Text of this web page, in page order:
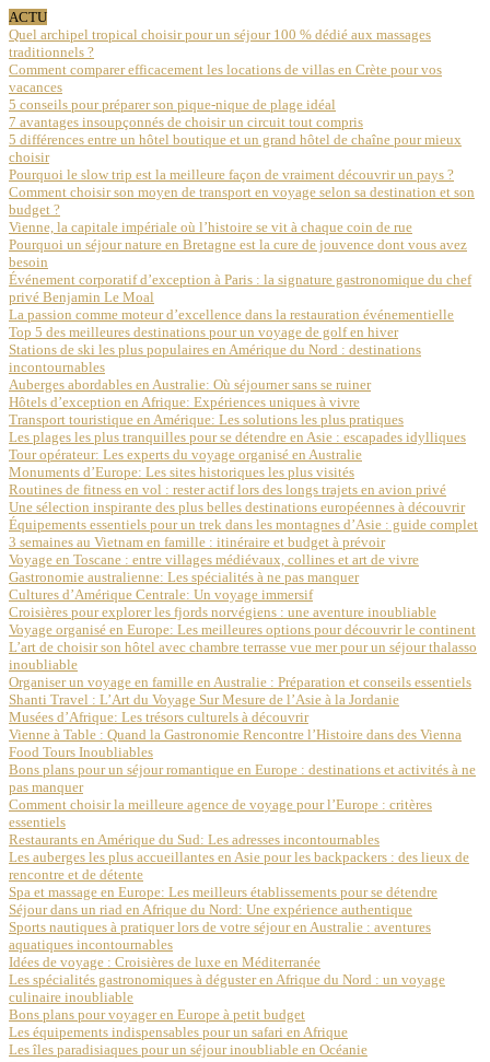
ACTU
Quel archipel tropical choisir pour un séjour 100 % dédié aux massages
traditionnels ?
Comment comparer efficacement les locations de villas en Crète pour vos
vacances
5 conseils pour préparer son pique-nique de plage idéal
7 avantages insoupçonnés de choisir un circuit tout compris
5 différences entre un hôtel boutique et un grand hôtel de chaîne pour mieux
choisir
Pourquoi le slow trip est la meilleure façon de vraiment découvrir un pays ?
Comment choisir son moyen de transport en voyage selon sa destination et son
budget ?
Vienne, la capitale impériale où l’histoire se vit à chaque coin de rue
Pourquoi un séjour nature en Bretagne est la cure de jouvence dont vous avez
besoin
Événement corporatif d’exception à Paris : la signature gastronomique du chef
privé Benjamin Le Moal
La passion comme moteur d’excellence dans la restauration événementielle
Top 5 des meilleures destinations pour un voyage de golf en hiver
Stations de ski les plus populaires en Amérique du Nord : destinations
incontournables
Auberges abordables en Australie: Où séjourner sans se ruiner
Hôtels d’exception en Afrique: Expériences uniques à vivre
Transport touristique en Amérique: Les solutions les plus pratiques
Les plages les plus tranquilles pour se détendre en Asie : escapades idylliques
Tour opérateur: Les experts du voyage organisé en Australie
Monuments d’Europe: Les sites historiques les plus visités
Routines de fitness en vol : rester actif lors des longs trajets en avion privé
Une sélection inspirante des plus belles destinations européennes à découvrir
Équipements essentiels pour un trek dans les montagnes d’Asie : guide complet
3 semaines au Vietnam en famille : itinéraire et budget à prévoir
Voyage en Toscane : entre villages médiévaux, collines et art de vivre
Gastronomie australienne: Les spécialités à ne pas manquer
Cultures d’Amérique Centrale: Un voyage immersif
Croisières pour explorer les fjords norvégiens : une aventure inoubliable
Voyage organisé en Europe: Les meilleures options pour découvrir le continent
L’art de choisir son hôtel avec chambre terrasse vue mer pour un séjour thalasso
inoubliable
Organiser un voyage en famille en Australie : Préparation et conseils essentiels
Shanti Travel : L’Art du Voyage Sur Mesure de l’Asie à la Jordanie
Musées d’Afrique: Les trésors culturels à découvrir
Vienne à Table : Quand la Gastronomie Rencontre l’Histoire dans des Vienna
Food Tours Inoubliables
Bons plans pour un séjour romantique en Europe : destinations et activités à ne
pas manquer
Comment choisir la meilleure agence de voyage pour l’Europe : critères
essentiels
Restaurants en Amérique du Sud: Les adresses incontournables
Les auberges les plus accueillantes en Asie pour les backpackers : des lieux de
rencontre et de détente
Spa et massage en Europe: Les meilleurs établissements pour se détendre
Séjour dans un riad en Afrique du Nord: Une expérience authentique
Sports nautiques à pratiquer lors de votre séjour en Australie : aventures
aquatiques incontournables
Idées de voyage : Croisières de luxe en Méditerranée
Les spécialités gastronomiques à déguster en Afrique du Nord : un voyage
culinaire inoubliable
Bons plans pour voyager en Europe à petit budget
Les équipements indispensables pour un safari en Afrique
Les îles paradisiaques pour un séjour inoubliable en Océanie